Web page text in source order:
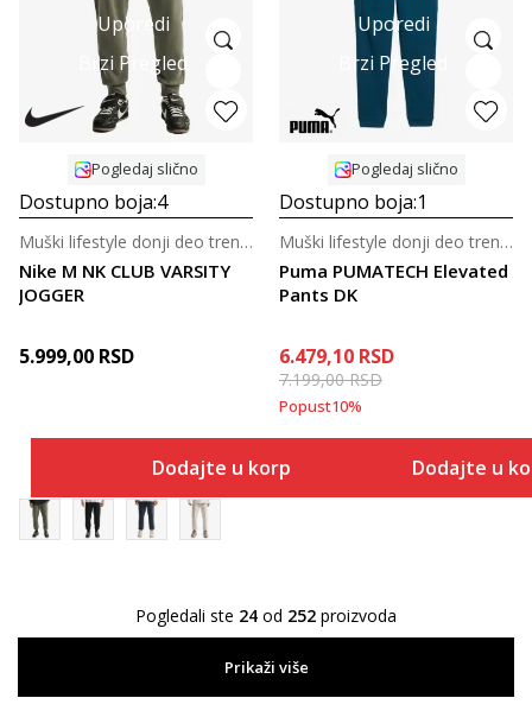
Uporedi
Brzi Pregled
Pogledaj slično
Dostupno boja:4
Nike M NK CLUB VARSITY
JOGGER
Muški lifestyle donji deo trenerke
5.999,00 RSD
Dodajte u korpu
Uporedi
Brzi Pregled
Pogledaj slično
Dostupno boja:1
Puma PUMATECH Elevated
Pants DK
Muški lifestyle donji deo trenerke
6.479,10 RSD
7.199,00RSD
Popust10%
Dodajte u
Pogledali ste 24 od 252 proizvoda
Prikaži više